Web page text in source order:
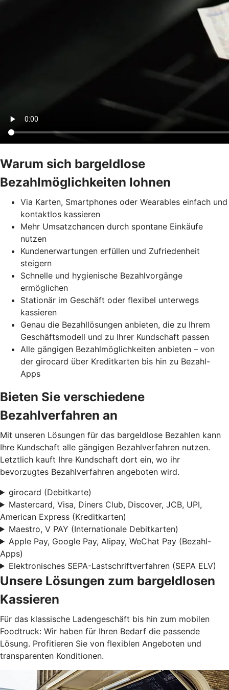
Warum sich bargeldlose
Bezahlmöglichkeiten lohnen
Via Karten, Smartphones oder Wearables einfach und
kontaktlos kassieren
Mehr Umsatzchancen durch spontane Einkäufe
nutzen
Kundenerwartungen erfüllen und Zufriedenheit
steigern
Schnelle und hygienische Bezahlvorgänge
ermöglichen
Stationär im Geschäft oder flexibel unterwegs
kassieren
Genau die Bezahllösungen anbieten, die zu Ihrem
Geschäftsmodell und zu Ihrer Kundschaft passen
Alle gängigen Bezahlmöglichkeiten anbieten – von
der girocard über Kreditkarten bis hin zu Bezahl-
Apps
Bieten Sie verschiedene
Bezahlverfahren an
Mit unseren Lösungen für das bargeldlose Bezahlen kann
Ihre Kundschaft alle gängigen Bezahlverfahren nutzen.
Letztlich kauft Ihre Kundschaft dort ein, wo ihr
bevorzugtes Bezahlverfahren angeboten wird.
girocard (Debitkarte)
Mastercard, Visa, Diners Club, Discover, JCB, UPI,
American Express (Kreditkarten)
Maestro, V PAY (Internationale Debitkarten)
Apple Pay, Google Pay, Alipay, WeChat Pay (Bezahl-
Apps)
Elektronisches SEPA-Lastschriftverfahren (SEPA ELV)
Unsere Lösungen zum bargeldlosen
Kassieren
Für das klassische Ladengeschäft bis hin zum mobilen
Foodtruck: Wir haben für Ihren Bedarf die passende
Lösung. Profitieren Sie von flexiblen Angeboten und
transparenten Konditionen.